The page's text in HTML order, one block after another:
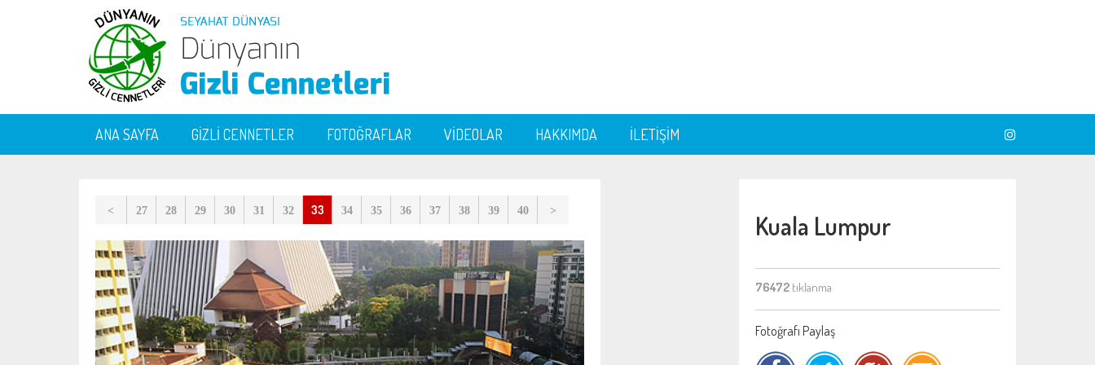
ANA SAYFA GİZLİ CENNETLER FOTOĞRAFLAR VİDEOLAR HAKKIMDA İLETİŞİM
< 27 28 29 30 31 32 33 34 35 36 37 38 39 40 > Kuala Lumpur
76472 tıklanma
Fotoğrafı Paylaş